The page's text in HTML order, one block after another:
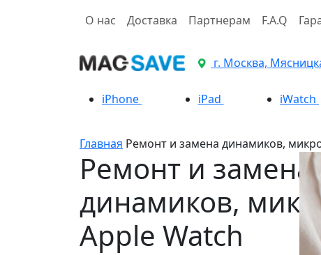
О нас Доставка Партнерам F.A.Q
г. Москва,
iPhone
iPad iWatch
Главная Ремонт и замена динамиков,
Ремонт и замена
динамиков,
Apple Watch